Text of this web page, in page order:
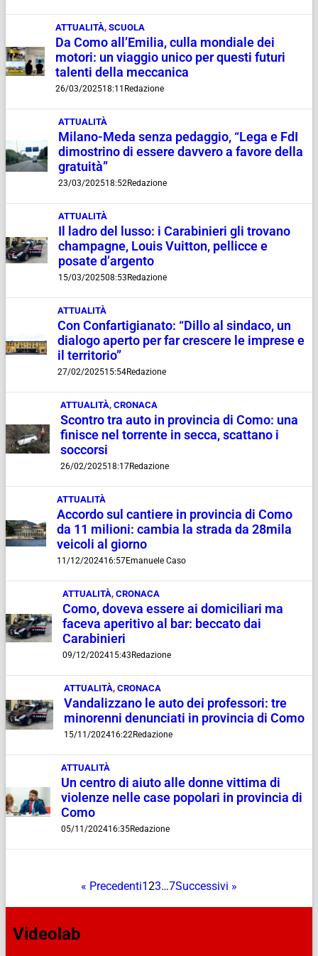
ATTUALITÀ,SCUOLA
Da Como all’Emilia, culla mondiale dei
motori: un viaggio unico per questi futuri
talenti della meccanica
26/03/202518:11 Redazione
ATTUALITÀ
Milano-Meda senza pedaggio, “Lega e FdI
dimostrino di essere davvero a favore della
gratuità”
23/03/202518:52Redazione
ATTUALITÀ
Il ladro del lusso: i Carabinieri gli trovano
champagne, Louis Vuitton, pellicce e
posate d’argento
15/03/202508:53Redazione
ATTUALITÀ
Con Confartigianato: “Dillo al sindaco, un
dialogo aperto per far crescere le imprese e
il territorio”
27/02/202515:54Redazione
ATTUALITÀ,CRONACA
Scontro tra auto in provincia di Como: una
finisce nel torrente in secca, scattano i
soccorsi
26/02/202518:17Redazione
ATTUALITÀ
Accordo sul cantiere in provincia di Como
da 11 milioni: cambia la strada da 28mila
veicoli al giorno
11/12/202416:57Emanuele Caso
ATTUALITÀ, CRONACA
Como, doveva essere ai domiciliari ma
faceva aperitivo al bar: beccato dai
Carabinieri
09/12/202415:43Redazione
ATTUALITÀ,CRONACA
Vandalizzano le auto dei professori: tre
minorenni denunciati in provincia di Como
15/11/202416:22Redazione
ATTUALITÀ
Un centro di aiuto alle donne vittima di
violenze nelle case popolari in provincia di
Como
05/11/202416:35Redazione
« Precedenti123…7Successivi »
Videolab